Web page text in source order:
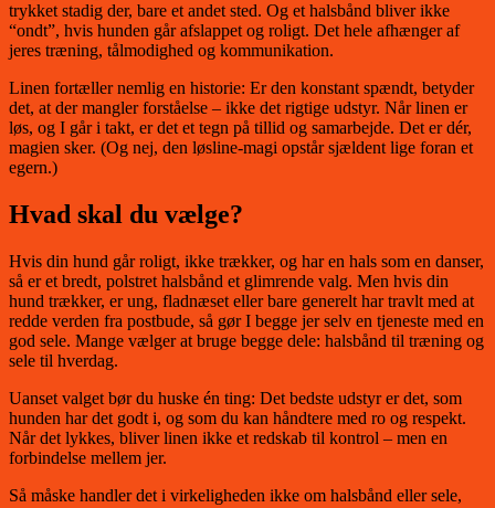
trykket stadig der, bare et andet sted. Og et halsbånd bliver ikke
“ondt”, hvis hunden går afslappet og roligt. Det hele afhænger af
jeres træning, tålmodighed og kommunikation.
Linen fortæller nemlig en historie: Er den konstant spændt, betyder
det, at der mangler forståelse – ikke det rigtige udstyr. Når linen er
løs, og I går i takt, er det et tegn på tillid og samarbejde. Det er dér,
magien sker. (Og nej, den løsline-magi opstår sjældent lige foran et
egern.)
Hvad skal du vælge?
Hvis din hund går roligt, ikke trækker, og har en hals som en danser,
så er et bredt, polstret halsbånd et glimrende valg. Men hvis din
hund trækker, er ung, fladnæset eller bare generelt har travlt med at
redde verden fra postbude, så gør I begge jer selv en tjeneste med en
god sele. Mange vælger at bruge begge dele: halsbånd til træning og
sele til hverdag.
Uanset valget bør du huske én ting: Det bedste udstyr er det, som
hunden har det godt i, og som du kan håndtere med ro og respekt.
Når det lykkes, bliver linen ikke et redskab til kontrol – men en
forbindelse mellem jer.
Så måske handler det i virkeligheden ikke om halsbånd eller sele,